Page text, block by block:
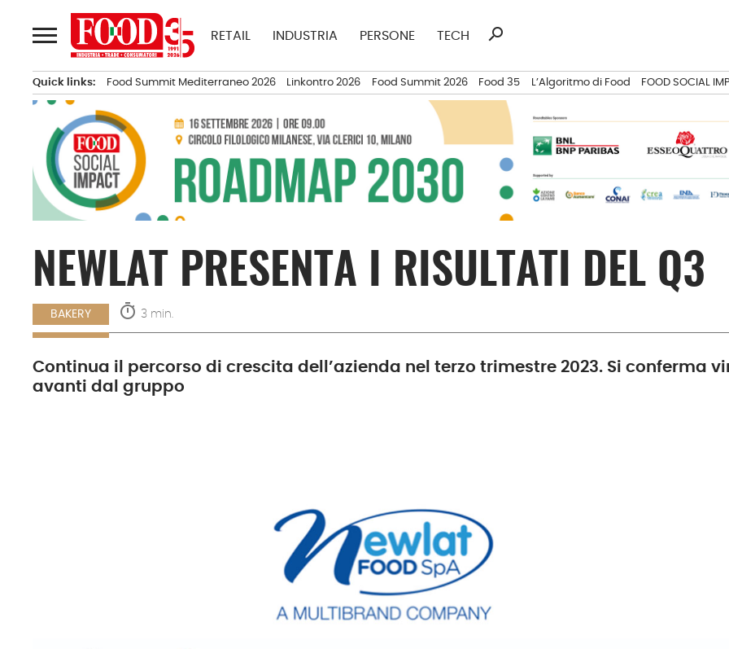
al
contenuto
RETAIL INDUSTRIA PERSONE TECH
Ricerca
search
Quick links: Food Summit Mediterraneo 2026 Linkontro 2026 Food Summit 2026 Food 35 L’Algoritmo di Food FOOD SOCIAL
NEWLAT PRESENTA I RISULTATI DEL Q3
BAKERY timer 3 min.
Continua il percorso di crescita dell’azienda nel terzo trimestre 2023. Si conferma
avanti dal gruppo